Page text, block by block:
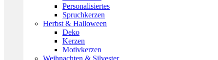
Personalisiertes
Spruchkerzen
Herbst & Halloween
Deko
Kerzen
Motivkerzen
Weihnachten & Silvester